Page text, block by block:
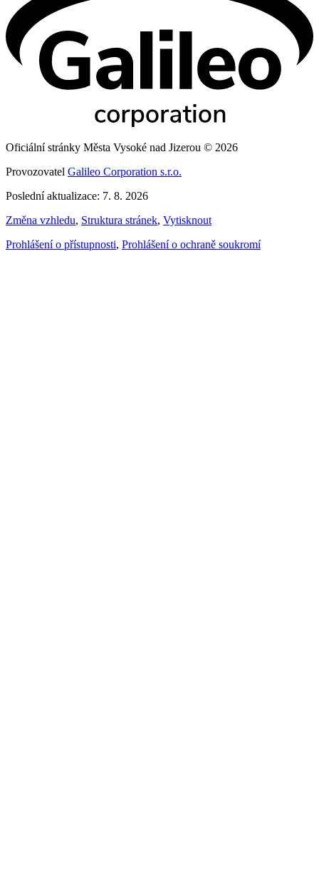
Oficiální stránky Města Vysoké nad Jizerou © 2026
Provozovatel Galileo Corporation s.r.o.
Poslední aktualizace: 7. 8. 2026
Změna vzhledu, Struktura stránek, Vytisknout
Prohlášení o přístupnosti, Prohlášení o ochraně soukromí